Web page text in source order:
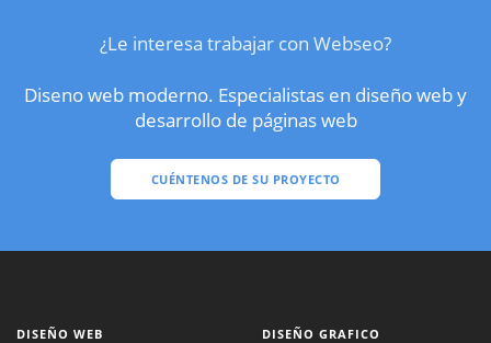
¿Le interesa trabajar con Webseo?
Diseno web moderno. Especialistas en diseño web y
desarrollo de páginas web
CUÉNTENOS DE SU PROYECTO
DISEÑO WEB DISEÑO GRAFICO